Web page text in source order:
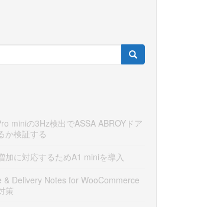
miniの3Hz検出でASSA ABROYドア
か検証する
加に対応するためA1 miniを導入
& Delivery Notes for WooCommerce
策